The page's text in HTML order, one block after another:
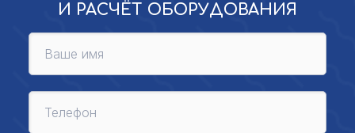
И РАСЧЁТ ОБОРУДОВАНИЯ